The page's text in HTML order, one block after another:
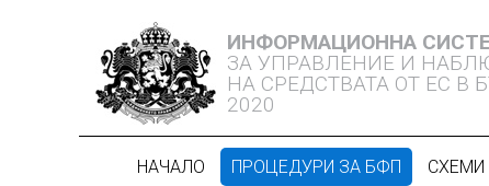
ИНФОРМАЦИОННА
ЗА УПРАВЛЕНИЕ И
НА СРЕДСТВАТА ОТ ЕС В
2020
НАЧАЛО ПРОЦЕДУРИ ЗА БФП СХЕМИ